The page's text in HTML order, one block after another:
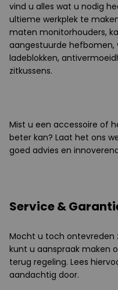
vind u alles wat u nodig
ultieme werkplek te
maten monitorhouders,
aangestuurde hefbomen,
ladeblokken,
zitkussens.
Mist u een accessoire of
beter kan? Laat het ons
goed advies en
Service &
Mocht u toch ontevreden
kunt u aanspraak maken
terug regeling. Lees
aandachtig door.